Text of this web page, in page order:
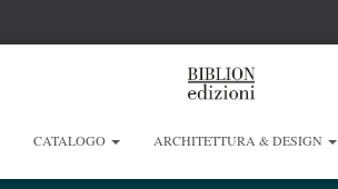
CATALOGO ARCHITETTURA & DESIGN